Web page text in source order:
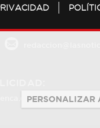
684 126 573
PERSONALIZAR